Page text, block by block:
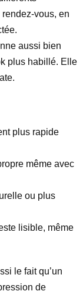
vous, en
aussi bien
plus habillé. Elle
plus rapide
même avec
ou plus
lisible, même
le fait qu’un
de